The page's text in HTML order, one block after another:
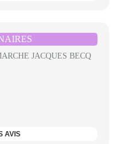
JACQUES BECQ
AVIS